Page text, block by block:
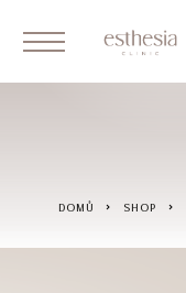
DOMŮ SHOP